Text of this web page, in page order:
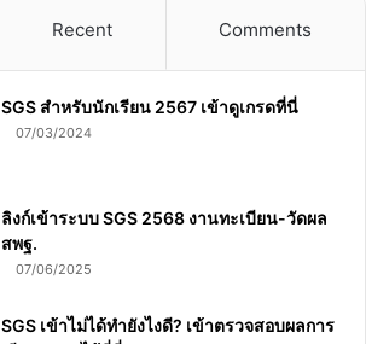
Recent Comments
SGS สําหรับนักเรียน 2567 เข้าดูเกรดที่นี่
07/03/2024
ลิงก์เข้าระบบ SGS 2568 งานทะเบียน-วัดผล
สพฐ.
07/06/2025
SGS เข้าไม่ได้ทำยังไงดี? เข้าตรวจสอบผลการ